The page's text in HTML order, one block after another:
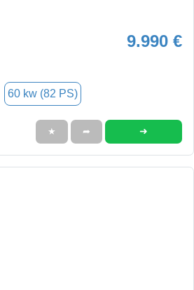
9.990 €
60 kw (82 PS)
★ ➦ ➜